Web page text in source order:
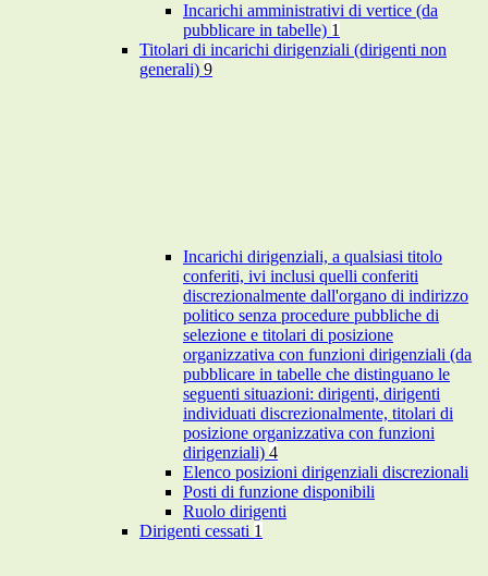
Incarichi amministrativi di vertice (da
pubblicare in tabelle) 1
Titolari di incarichi dirigenziali (dirigenti non
generali) 9
Incarichi dirigenziali, a qualsiasi titolo
conferiti, ivi inclusi quelli conferiti
discrezionalmente dall'organo di indirizzo
politico senza procedure pubbliche di
selezione e titolari di posizione
organizzativa con funzioni dirigenziali (da
pubblicare in tabelle che distinguano le
seguenti situazioni: dirigenti, dirigenti
individuati discrezionalmente, titolari di
posizione organizzativa con funzioni
dirigenziali) 4
Elenco posizioni dirigenziali discrezionali
Posti di funzione disponibili
Ruolo dirigenti
Dirigenti cessati 1